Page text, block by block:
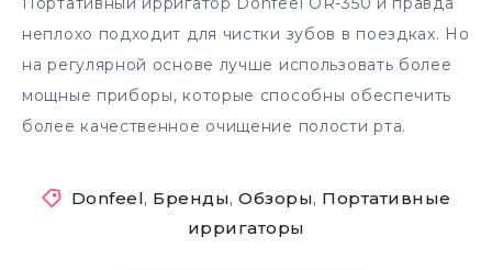
неплохо подходит для чистки зубов в поездках. Но
на регулярной основе лучше использовать более
мощные приборы, которые способны обеспечить
более качественное очищение полости рта.
Donfeel, Бренды,Обзоры, Портативные
ирригаторы